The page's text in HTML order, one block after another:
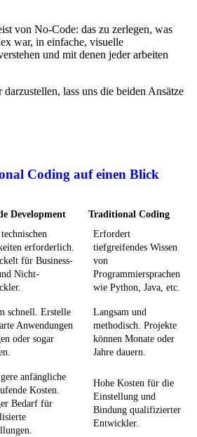
von No-Code: das zu zerlegen, was
war, in einfache, visuelle
und mit denen jeder arbeiten
lass uns die beiden Ansätze
Coding auf einen Blick
Development Traditional Coding
erforderlich.
für Business-
Nicht-
Erfordert
tiefgreifendes Wissen
von
Programmiersprachen
wie Python, Java, etc.
schnell. Erstelle
Anwendungen
oder sogar
Langsam und
methodisch. Projekte
können Monate oder
Jahre dauern.
anfängliche
Kosten.
Bedarf für
Hohe Kosten für die
Einstellung und
Bindung qualifizierter
Entwickler.